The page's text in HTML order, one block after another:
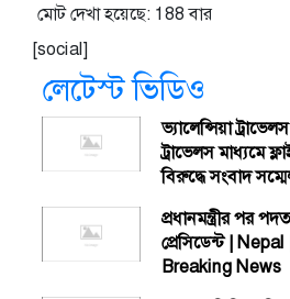
মোট দেখা হয়েছে: 188 বার
[social]
লেটেস্ট ভিডিও
ভ্যালেন্সিয়া
ট্রাভেলস মাধ্যমে
বিরুদ্ধে সংবাদ
প্রধানমন্ত্রীর পর
প্রেসিডেন্ট |
Breaking News